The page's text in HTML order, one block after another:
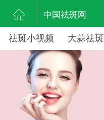
中国祛斑网
祛斑小视频 大蒜祛斑